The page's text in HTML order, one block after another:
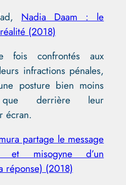
Nadia Daam : le
(2018)
fois confrontés aux
infractions pénales,
posture bien moins
que derrière leur
écran.
partage le message
et misogyne d’un
réponse) (2018)